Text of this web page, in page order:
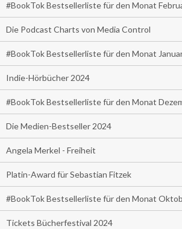
#BookTok Bestsellerliste für den Monat
Die Podcast Charts von Media Control
#BookTok Bestsellerliste für den Monat
Indie-Hörbücher 2024
#BookTok Bestsellerliste für den Monat
Die Medien-Bestseller 2024
Angela Merkel - Freiheit
Platin-Award für Sebastian Fitzek
#BookTok Bestsellerliste für den Monat
Tickets Bücherfestival 2024